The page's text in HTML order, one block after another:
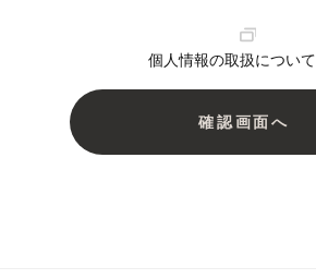
個人情報の取扱について